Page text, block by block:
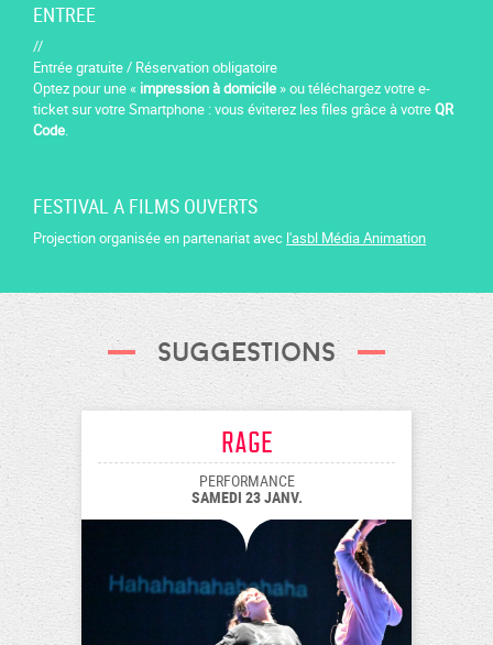
ENTREE
//
Entrée gratuite / Réservation obligatoire
Optez pour une « impression à domicile » ou téléchargez votre e-
ticket sur votre Smartphone : vous éviterez les files grâce à votreQR
Code.
FESTIVAL A FILMS OUVERTS
Projection organisée en partenariat avec l'asbl Média Animation
Suggestions
Rage
PERFORMANCE
SAMEDI 23 JANV.